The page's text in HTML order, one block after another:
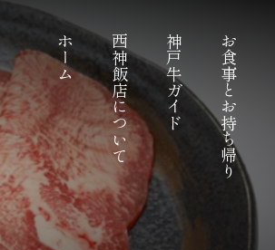
ホーム 西神飯店について 神戸牛ガイド お食事とお持ち帰り